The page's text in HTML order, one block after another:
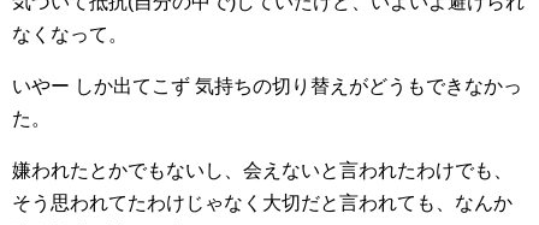
なくなって。
いやー しか出てこず 気持ちの切り替えがどうもできなかっ
た。
嫌われたとかでもないし、会えないと言われたわけでも、
そう思われてたわけじゃなく大切だと言われても、なんか